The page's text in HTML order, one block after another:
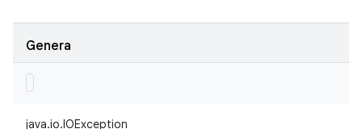
Genera
java.io.IOException